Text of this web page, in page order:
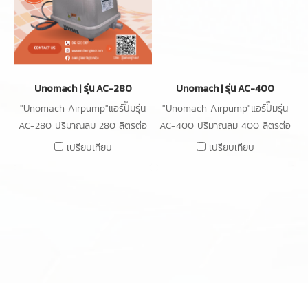
Unomach | รุ่น AC-280
"Unomach Airpump"แอร์ปั๊มรุ่น
AC-280 ปริมาณลม 280 ลิตรต่อ
นาที ความดัน 20kPa กำลังไฟ
เปรียบเทียบ
Unomach | รุ่น AC-400
"Unomach Airpump"แอร์ปั๊มรุ่น
AC-400 ปริมาณลม 400 ลิตรต่อ
นาที ความดัน 20kPa กำลังไฟ
เปรียบเทียบ